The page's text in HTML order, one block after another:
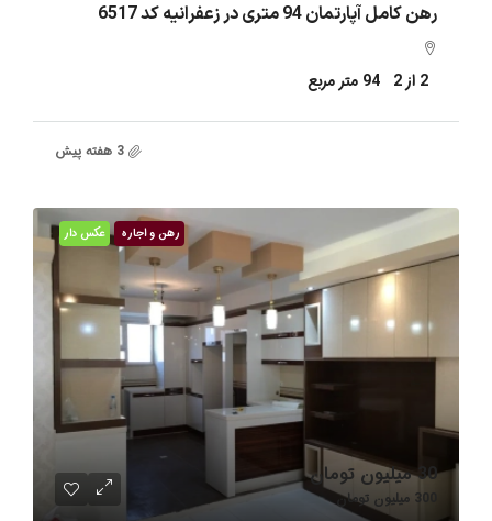
رهن کامل آپارتمان 94 متری در زعفرانیه کد 6517
2 از 2 94 متر مربع
3 هفته پیش
رهن و اجاره عکس دار
30 میلیون تومان
300 میلیون تومان